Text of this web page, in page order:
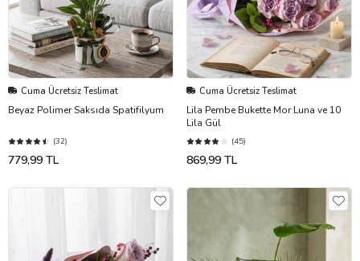
Cuma Ücretsiz Teslimat
Beyaz Polimer Saksıda Spatifilyum
(32)
779,99 TL
Cuma Ücretsiz Teslimat
Lila Pembe Bukette Mor Luna ve 10
Lila Gül
(45)
869,99 TL